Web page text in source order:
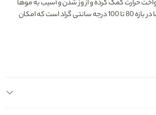
و ساختار انعطاف پذیر، به توزیع یکنواخت حرارت کمک کرده و از وز شدن و آسیب به موها
جلوگیری می کند. وجود نوک های محافظ شده از اپوکسی، ایمنی پوست سر را افزایش داده و تجربه ای راحت و ایمن ایجاد می کند. سشوار برس دار BAB2675TTE دارای 2 حالت تنظیم دما در بازه 80 تا 100 درجه سانتی گراد است که امکان